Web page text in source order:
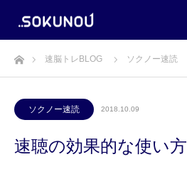
ホーム速脳トレBLOG ソクノー速読
ソクノー速読 2018.10.09
速聴の効果的な使い方